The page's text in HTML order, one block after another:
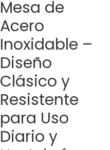
Mesa de
Acero
Inoxidable –
Diseño
Clásico y
Resistente
para Uso
Diario y